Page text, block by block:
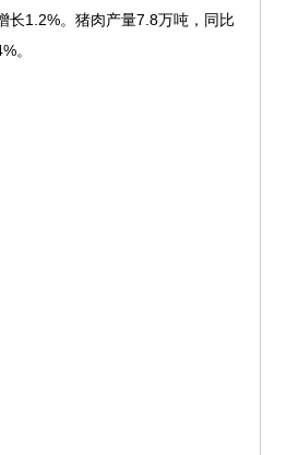
长1.2%。猪肉产量7.8万吨，同比
。